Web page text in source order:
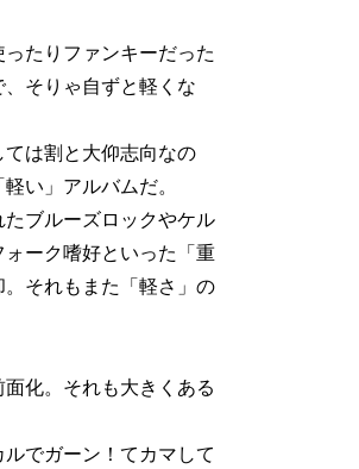
ったりファンキーだった
、そりゃ自ずと軽くな
ては割と大仰志向なの
い」アルバムだ。
たブルーズロックやケル
ォーク嗜好といった「重
それもまた「軽さ」の
面化。それも大きくある
でガーン！てカマして